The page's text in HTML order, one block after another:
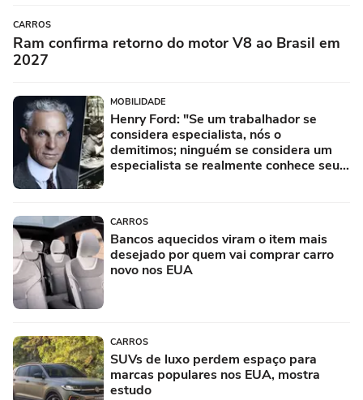
CARROS
Ram confirma retorno do motor V8 ao Brasil em
2027
MOBILIDADE
Henry Ford: "Se um trabalhador se
considera especialista, nós o
demitimos; ninguém se considera um
especialista se realmente conhece seu
CARROS
Bancos aquecidos viram o item mais
desejado por quem vai comprar carro
novo nos EUA
CARROS
SUVs de luxo perdem espaço para
marcas populares nos EUA, mostra
estudo